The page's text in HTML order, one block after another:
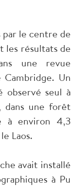
par le centre de
les résultats de
une revue
Un
observé seul à
dans une forêt
à environ 4,3
Laos.
avait installé
à Pu